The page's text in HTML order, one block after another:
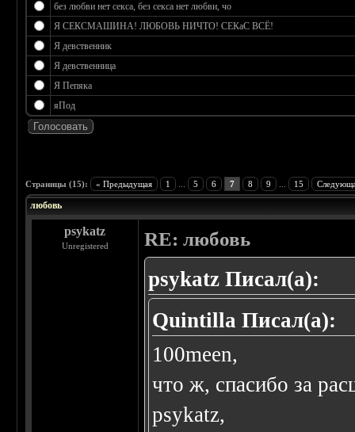
без любви нет секса, без секса нет любви, чо
Я СЕКСМАШИНА! ЛЮБОВЬ НИЧТО! СЕКаС ВСЁ!
Я девственник
Я девственница
Я Пепяка
яПод
Страницы (15): « Предыдущая 1 5 6 7 8 9 15
любовь
psykatz
Unregistered RE: любовь
psykatz Писал(а):
Quintilla Писал(а):
100meen,
что ж, спасибо за
psykatz,